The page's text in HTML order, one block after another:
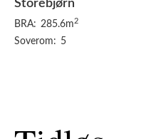
Storebjørn
BRA: 285.6m 2
Soverom: 5